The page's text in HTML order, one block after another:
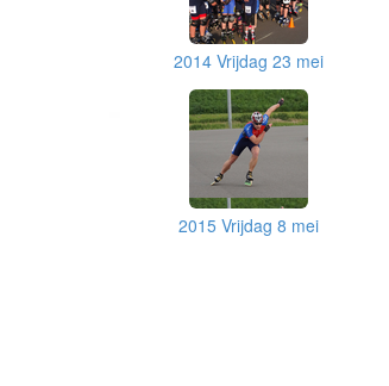
2014 Vrijdag 23 mei
2015 Vrijdag 8 mei